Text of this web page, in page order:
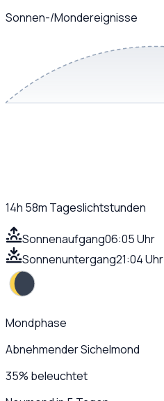
Sonnen-/Mondereignisse
14h 58m Tageslichtstunden
Sonnenaufgang06:05 Uhr
Sonnenuntergang21:04 Uhr
Mondphase
Abnehmender Sichelmond
35% beleuchtet